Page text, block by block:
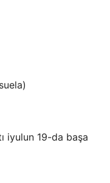
iyulun 19-da başa